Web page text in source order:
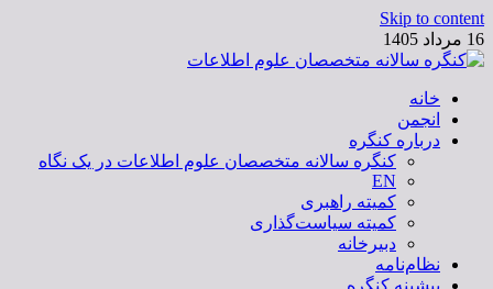
Skip to content
16 مرداد 1405
کنگره سالانه متخصصان علوم اطلاعات
خانه
انجمن
درباره کنگره
کنگره سالانه متخصصان علوم اطلاعات در یک نگاه
EN
کمیته راهبری
کمیته سیاست‌گذاری
دبیرخانه
نظام‌نامه
پیشینه کنگره